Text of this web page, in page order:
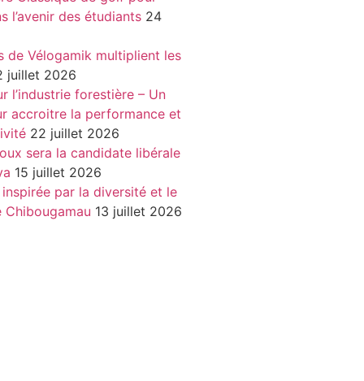
l’avenir des étudiants 24
de Vélogamik multiplient les
juillet 2026
l’industrie forestière – Un
accroitre la performance et
22 juillet 2026
sera la candidate libérale
15 juillet 2026
par la diversité et le
Chibougamau 13 juillet 2026